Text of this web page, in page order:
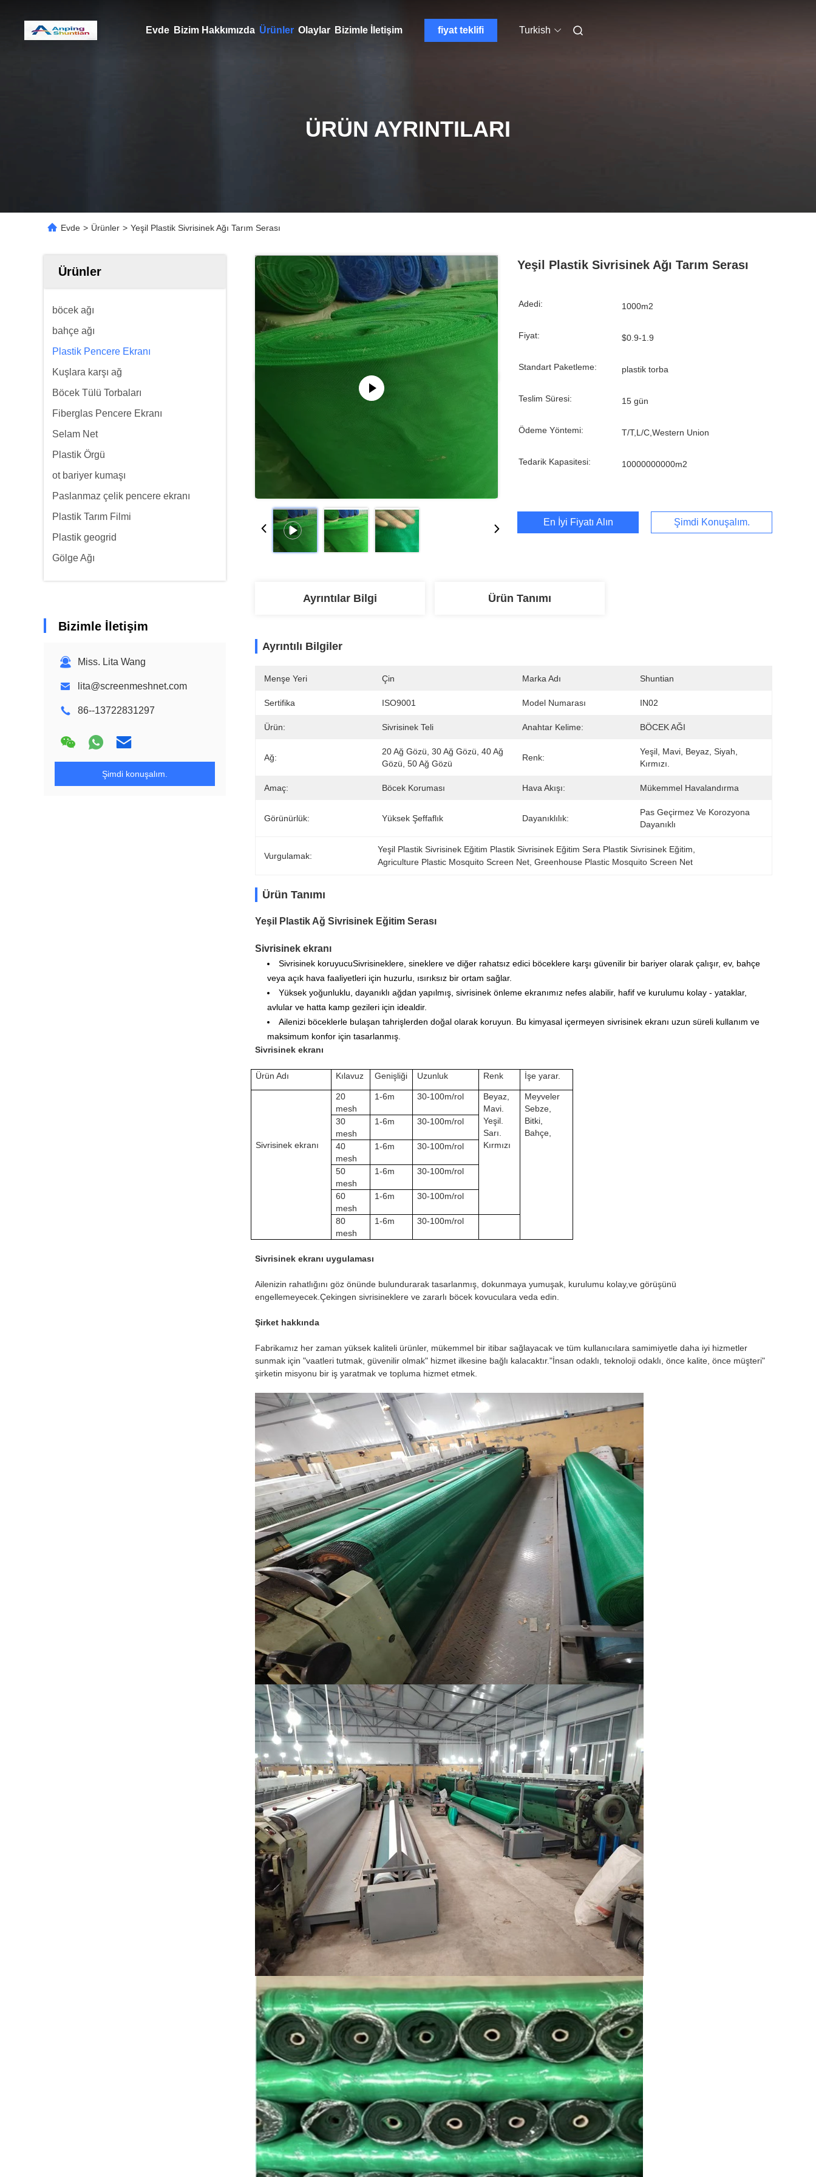
Evde Bizim Hakkımızda Ürünler Olaylar Bizimle İletişim fiyat teklifi Turkish
ÜRÜN AYRINTILARI
Evde > Ürünler > Yeşil Plastik Sivrisinek Ağı Tarım Serası
Ürünler
böcek ağı
bahçe ağı
Plastik Pencere Ekranı
Kuşlara karşı ağ
Böcek Tülü Torbaları
Fiberglas Pencere Ekranı
Selam Net
Plastik Örgü
ot bariyer kumaşı
Paslanmaz çelik pencere ekranı
Plastik Tarım Filmi
Plastik geogrid
Gölge Ağı
Bizimle İletişim
Miss. Lita Wang
lita@screenmeshnet.com
86--13722831297
Şimdi konuşalım.
Yeşil Plastik Sivrisinek Ağı Tarım Serası
Adedi: 1000m2
Fiyat: $0.9-1.9
Standart Paketleme: plastik torba
Teslim Süresi: 15 gün
Ödeme Yöntemi: T/T,L/C,Western Union
Tedarik Kapasitesi: 10000000000m2
En İyi Fiyatı Alın Şimdi Konuşalım.
Ayrıntılar Bilgi Ürün Tanımı
Ayrıntılı Bilgiler
Menşe Yeri Çin Marka Adı Shuntian
Sertifika ISO9001 Model Numarası IN02
Ürün: Sivrisinek Teli Anahtar Kelime: BÖCEK AĞI
Ağ:
20 Ağ Gözü, 30 Ağ Gözü, 40 Ağ
Gözü, 50 Ağ Gözü
Renk:
Yeşil, Mavi, Beyaz, Siyah,
Kırmızı.
Amaç: Böcek Koruması Hava Akışı: Mükemmel Havalandırma
Görünürlük: Yüksek Şeffaflık Dayanıklılık:
Pas Geçirmez Ve Korozyona
Dayanıklı
Vurgulamak:
Yeşil Plastik Sivrisinek Eğitim Plastik Sivrisinek Eğitim Sera Plastik Sivrisinek Eğitim
Agriculture Plastic Mosquito Screen Net , Greenhouse Plastic Mosquito Screen Net
Ürün Tanımı
Yeşil Plastik Ağ Sivrisinek Eğitim Serası
Sivrisinek ekranı
Sivrisinek koruyucuSivrisineklere, sineklere ve diğer rahatsız edici böceklere karşı güvenilir bir bariyer olarak çalışır, ev, bahçe
veya açık hava faaliyetleri için huzurlu, ısırıksız bir ortam sağlar.
Yüksek yoğunluklu, dayanıklı ağdan yapılmış, sivrisinek önleme ekranımız nefes alabilir, hafif ve kurulumu kolay - yataklar,
avlular ve hatta kamp gezileri için idealdir.
Ailenizi böceklerle bulaşan tahrişlerden doğal olarak koruyun. Bu kimyasal içermeyen sivrisinek ekranı uzun süreli kullanım ve
maksimum konfor için tasarlanmış.
Sivrisinek ekranı
Ürün Adı Kılavuz Genişliği Uzunluk Renk İşe yarar.
Sivrisinek ekranı
20
mesh
1-6m 30-100m/rol
Beyaz,
Mavi.
Yeşil.
Sarı.
Kırmızı
Meyveler
Sebze,
Bitki,
Bahçe,
30
mesh
1-6m 30-100m/rol
40
mesh
1-6m 30-100m/rol
50
mesh
1-6m 30-100m/rol
60
mesh
1-6m 30-100m/rol
80
mesh
1-6m 30-100m/rol
Sivrisinek ekranı uygulaması
Ailenizin rahatlığını göz önünde bulundurarak tasarlanmış, dokunmaya yumuşak, kurulumu kolay,ve görüşünü
engellemeyecek.Çekingen sivrisineklere ve zararlı böcek kovuculara veda edin.
Şirket hakkında
Fabrikamız her zaman yüksek kaliteli ürünler, mükemmel bir itibar sağlayacak ve tüm kullanıcılara samimiyetle daha iyi hizmetler
sunmak için "vaatleri tutmak, güvenilir olmak" hizmet ilkesine bağlı kalacaktır."İnsan odaklı, teknoloji odaklı, önce kalite, önce müşteri"
şirketin misyonu bir iş yaratmak ve topluma hizmet etmek.